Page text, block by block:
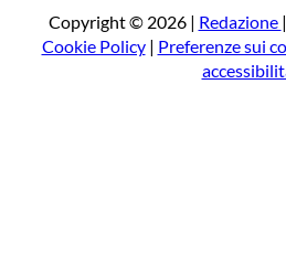
a
Copyright © 2026 | Redazione |
Cookie Policy| Preferenze sui